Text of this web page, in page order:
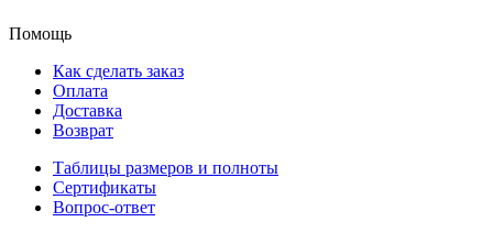
Помощь
Как сделать заказ
Оплата
Доставка
Возврат
Таблицы размеров и полноты
Сертификаты
Вопрос-ответ